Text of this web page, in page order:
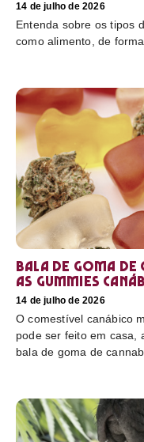
14 de julho de 2026
Entenda sobre os tipos
como alimento, de
Bala de goma de
as gummies
14 de julho de 2026
O comestível canábico
pode ser feito em casa,
bala de goma de